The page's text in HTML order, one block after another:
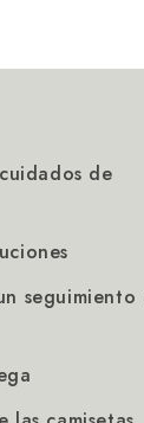
de
seguimiento